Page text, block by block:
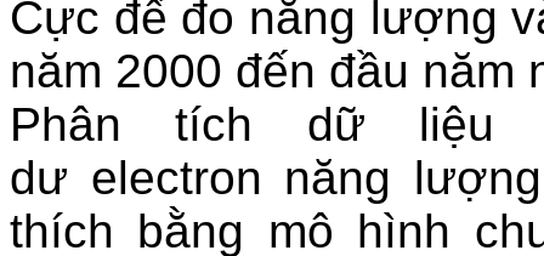
Cực để đo năng lượng
năm 2000 đến đầu năm
Phân tích dữ liệu
dư electron năng
thích bằng mô hình